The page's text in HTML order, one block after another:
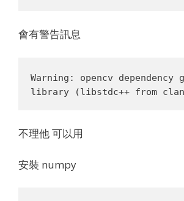
會有警告訊息
Warning: opencv
不理他 可以用
安裝 numpy